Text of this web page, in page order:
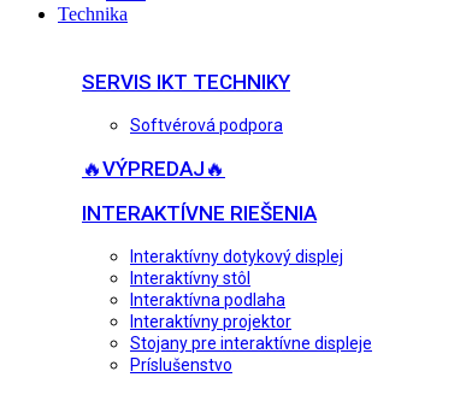
Technika
SERVIS IKT TECHNIKY
Softvérová podpora
🔥VÝPREDAJ🔥
INTERAKTÍVNE RIEŠENIA
Interaktívny dotykový displej
Interaktívny stôl
Interaktívna podlaha
Interaktívny projektor
Stojany pre interaktívne displeje
Príslušenstvo